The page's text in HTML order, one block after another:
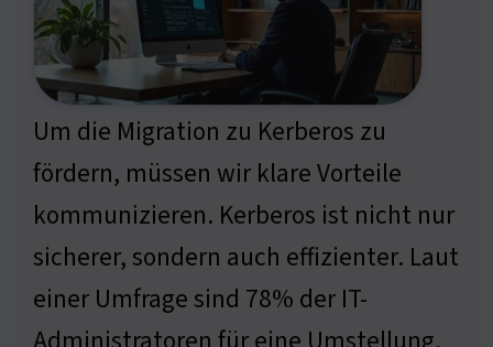
Um die Migration zu Kerberos zu
fördern, müssen wir klare Vorteile
kommunizieren. Kerberos ist nicht nur
sicherer, sondern auch effizienter. Laut
einer Umfrage sind 78% der IT-